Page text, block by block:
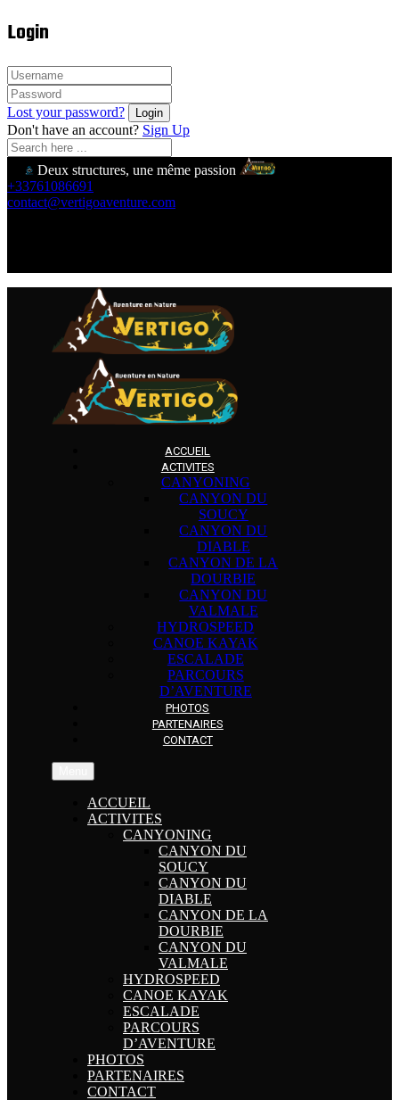
Login
Lost your password?
Don't have an account? Sign Up
Deux structures, une même passion
+33761086691
contact@vertigoaventure.com
ACCUEIL
ACTIVITES
CANYONING
CANYON DU
SOUCY
CANYON DU
DIABLE
CANYON DE LA
DOURBIE
CANYON DU
VALMALE
HYDROSPEED
CANOE KAYAK
ESCALADE
PARCOURS
D’AVENTURE
PHOTOS
PARTENAIRES
CONTACT
ACCUEIL
ACTIVITES
CANYONING
CANYON DU
SOUCY
CANYON DU
DIABLE
CANYON DE LA
DOURBIE
CANYON DU
VALMALE
HYDROSPEED
CANOE KAYAK
ESCALADE
PARCOURS
D’AVENTURE
PHOTOS
PARTENAIRES
CONTACT